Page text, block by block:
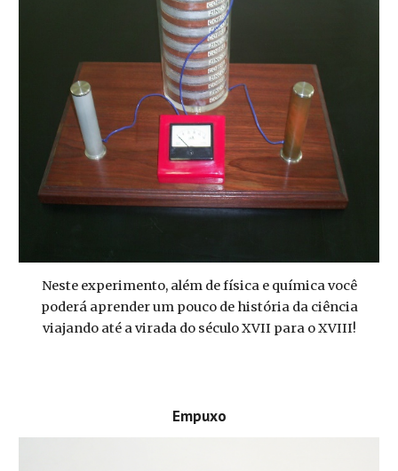
Neste experimento, além de física e química você
poderá aprender um pouco de história da ciência
viajando até a virada do século XVII para o XVIII!
Empuxo